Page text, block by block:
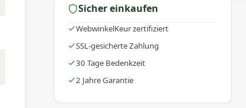
Sicher einkaufen
WebwinkelKeur zertifiziert
SSL-gesicherte Zahlung
30 Tage Bedenkzeit
2 Jahre Garantie